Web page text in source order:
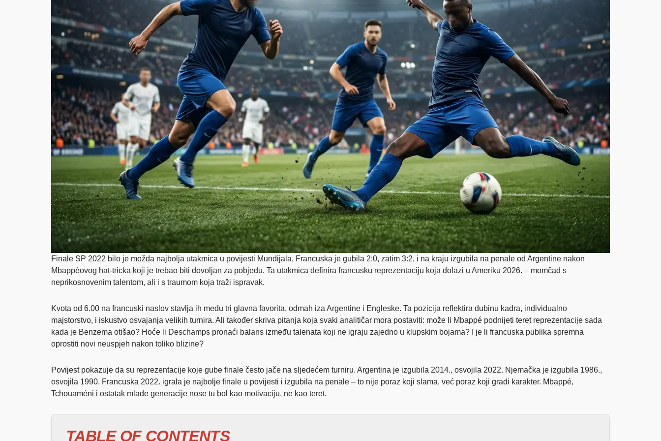
Finale SP 2022 bilo je možda najbolja utakmica u povijesti Mundijala. Francuska je gubila 2:0, zatim 3:2, i na kraju izgubila na penale od Argentine nakon
Mbappéovog hat-tricka koji je trebao biti dovoljan za pobjedu. Ta utakmica definira francusku reprezentaciju koja dolazi u Ameriku 2026. – momčad s
neprikosnovenim talentom, ali i s traumom koja traži ispravak.
Kvota od 6.00 na francuski naslov stavlja ih među tri glavna favorita, odmah iza Argentine i Engleske. Ta pozicija reflektira dubinu kadra, individualno
majstorstvo, i iskustvo osvajanja velikih turnira. Ali također skriva pitanja koja svaki analitičar mora postaviti: može li Mbappé podnijeti teret reprezentacije sada
kada je Benzema otišao? Hoće li Deschamps pronaći balans između talenata koji ne igraju zajedno u klupskim bojama? I je li francuska publika spremna
oprostiti novi neuspjeh nakon toliko blizine?
Povijest pokazuje da su reprezentacije koje gube finale često jače na sljedećem turniru. Argentina je izgubila 2014., osvojila 2022. Njemačka je izgubila 1986.,
osvojila 1990. Francuska 2022. igrala je najbolje finale u povijesti i izgubila na penale – to nije poraz koji slama, već poraz koji gradi karakter. Mbappé,
Tchouaméni i ostatak mlade generacije nose tu bol kao motivaciju, ne kao teret.
TABLE OF CONTENTS